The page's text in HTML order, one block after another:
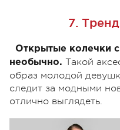
7.
Открытые колечки
необычно. Такой
образ молодой
следит за модными
отлично выглядеть.